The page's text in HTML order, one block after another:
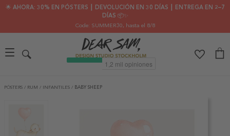
🌟 AHORA: 30% EN PÓSTERS ┃ DEVOLUCIÓN EN 30 DÍAS ┃ ENTREGA EN 2–7
DÍAS 📦✨
Code: SUMMER30, hasta el 8/8
PÓSTERS / RUM / INFANTILES / BABY SHEEP